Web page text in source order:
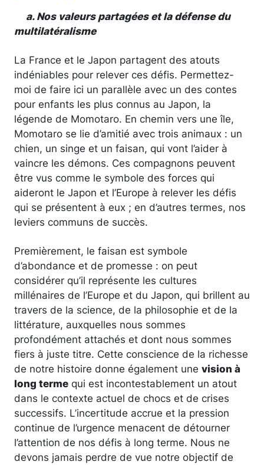
a. Nos valeurs partagées et la défense du
multilatéralisme
La France et le Japon partagent des atouts
indéniables pour relever ces défis. Permettez-
moi de faire ici un parallèle avec un des contes
pour enfants les plus connus au Japon, la
légende de Momotaro. En chemin vers une île,
Momotaro se lie d’amitié avec trois animaux : un
chien, un singe et un faisan, qui vont l’aider à
vaincre les démons. Ces compagnons peuvent
être vus comme le symbole des forces qui
aideront le Japon et l’Europe à relever les défis
qui se présentent à eux ; en d’autres termes, nos
leviers communs de succès.
Premièrement, le faisan est symbole
d’abondance et de promesse : on peut
considérer qu’il représente les cultures
millénaires de l’Europe et du Japon, qui brillent au
travers de la science, de la philosophie et de la
littérature, auxquelles nous sommes
profondément attachés et dont nous sommes
fiers à juste titre. Cette conscience de la richesse
de notre histoire donne également une vision à
long terme qui est incontestablement un atout
dans le contexte actuel de chocs et de crises
successifs. L’incertitude accrue et la pression
continue de l’urgence menacent de détourner
l’attention de nos défis à long terme. Nous ne
devons jamais perdre de vue notre objectif de